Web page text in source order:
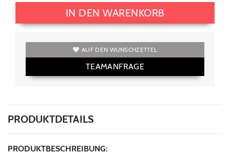
IN DEN WARENKORB
AUF DEN WUNSCHZETTEL
TEAMANFRAGE
PRODUKTDETAILS
PRODUKTBESCHREIBUNG: